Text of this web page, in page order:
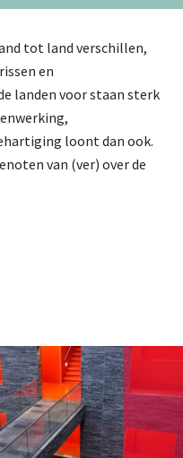
tot land verschillen,
en
landen voor staan sterk
loont dan ook.
van (ver) over de